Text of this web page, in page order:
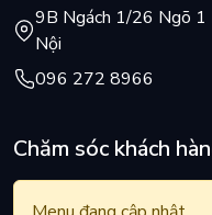
9B Ngách 1/26 Ngõ 1
Nội
096 272 8966
Chăm sóc khách